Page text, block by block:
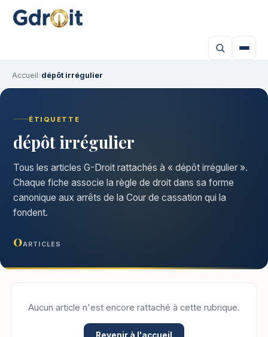
Accueil›dépôt irrégulier
ÉTIQUETTE
dépôt irrégulier
Tous les articles G-Droit rattachés à « dépôt irrégulier ».
Chaque fiche associe la règle de droit dans sa forme
canonique aux arrêts de la Cour de cassation qui la
fondent.
0ARTICLES
Aucun article n'est encore rattaché à cette rubrique.
Revenir à l'accueil